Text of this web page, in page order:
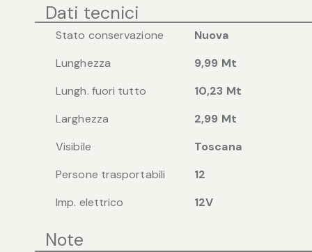
Dati tecnici
Stato conservazione
Nuova
Lunghezza
9,99 Mt
Lungh. fuori tutto
10,23 Mt
Larghezza
2,99 Mt
Visibile
Toscana
Persone trasportabili
12
Imp. elettrico
12V
Note